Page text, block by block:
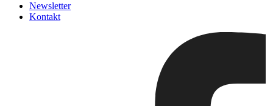
Newsletter
Kontakt